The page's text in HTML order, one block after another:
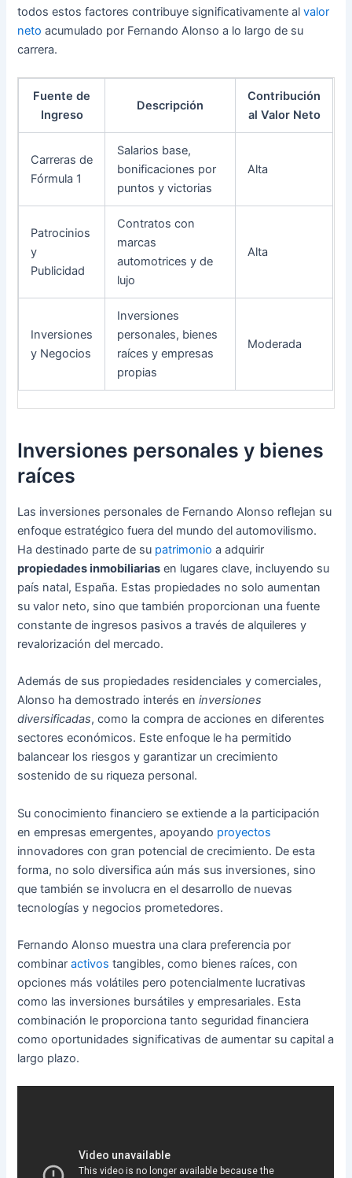
todos estos factores contribuye significativamente alvalor
neto acumulado por Fernando Alonso a lo largo de su
carrera.
Fuente de
Ingreso
Descripción
Contribución
al Valor Neto
Carreras de
Fórmula 1
Salarios base,
bonificaciones por
puntos y victorias
Alta
Patrocinios
y
Publicidad
Contratos con
marcas
automotrices y de
lujo
Alta
Inversiones
y Negocios
Inversiones
personales, bienes
raíces y empresas
propias
Moderada
Inversiones personales y bienes
raíces
Las inversiones personales de Fernando Alonso reflejan su
enfoque estratégico fuera del mundo del automovilismo.
Ha destinado parte de su patrimonio a adquirir
propiedades inmobiliarias en lugares clave, incluyendo su
país natal, España. Estas propiedades no solo aumentan
su valor neto, sino que también proporcionan una fuente
constante de ingresos pasivos a través de alquileres y
revalorización del mercado.
Además de sus propiedades residenciales y comerciales,
Alonso ha demostrado interés eninversiones
diversificadas, como la compra de acciones en diferentes
sectores económicos. Este enfoque le ha permitido
balancear los riesgos y garantizar un crecimiento
sostenido de su riqueza personal.
Su conocimiento financiero se extiende a la participación
en empresas emergentes, apoyando proyectos
innovadores con gran potencial de crecimiento. De esta
forma, no solo diversifica aún más sus inversiones, sino
que también se involucra en el desarrollo de nuevas
tecnologías y negocios prometedores.
Fernando Alonso muestra una clara preferencia por
combinaractivos tangibles, como bienes raíces, con
opciones más volátiles pero potencialmente lucrativas
como las inversiones bursátiles y empresariales. Esta
combinación le proporciona tanto seguridad financiera
como oportunidades significativas de aumentar su capital a
largo plazo.